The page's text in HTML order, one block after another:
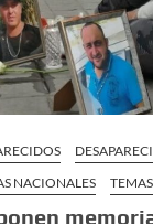
NACIONALES